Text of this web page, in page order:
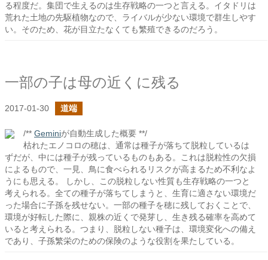
る程度だ。集団で生えるのは生存戦略の一つと言える。イタドリは
荒れた土地の先駆植物なので、ライバルが少ない環境で群生しやす
い。そのため、花が目立たなくても繁殖できるのだろう。
一部の子は母の近くに残る
2017-01-30 道端
/** Geminiが自動生成した概要 **/
枯れたエノコロの穂は、通常は種子が落ちて脱粒しているは
ずだが、中には種子が残っているものもある。これは脱粒性の欠損
によるもので、一見、鳥に食べられるリスクが高まるため不利なよ
うにも思える。 しかし、この脱粒しない性質も生存戦略の一つと
考えられる。全ての種子が落ちてしまうと、生育に適さない環境だ
った場合に子孫を残せない。一部の種子を穂に残しておくことで、
環境が好転した際に、親株の近くで発芽し、生き残る確率を高めて
いると考えられる。つまり、脱粒しない種子は、環境変化への備え
であり、子孫繁栄のための保険のような役割を果たしている。